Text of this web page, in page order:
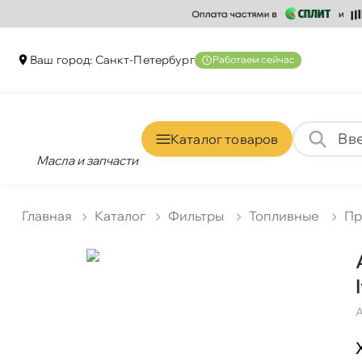
аш город: Санкт-Петербур Работаем сейчас
Масла и запчасти
Каталог товаро
Главная Катало Фильтры Топливные